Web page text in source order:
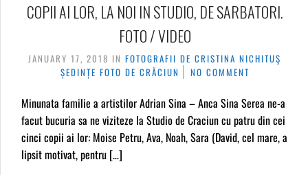
COPII AI LOR, LA NOI IN STUDIO, DE SARBATORI.
FOTO / VIDEO
JANUARY 17, 2018 IN FOTOGRAFII DE CRISTINA NICHITUŞ
ȘEDINȚE FOTO DE CRĂCIUN
NO COMMENT
Minunata familie a artistilor Adrian Sina – Anca Sina Serea ne-a
facut bucuria sa ne viziteze la Studio de Craciun cu patru din cei
cinci copii ai lor: Moise Petru, Ava, Noah, Sara (David, cel mare, a
lipsit motivat, pentru […]